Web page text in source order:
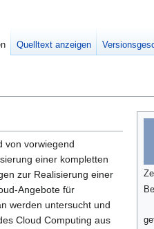
von vorwiegend
einer kompletten
zur Realisierung einer
Angebote für
werden untersucht und
Cloud Computing aus
Quelltext anzeigen